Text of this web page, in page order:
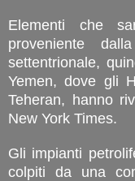
Elementi che
proveniente
settentrionale,
Yemen, dove gli
Teheran, hanno
New York Times.
Gli impianti
colpiti da una